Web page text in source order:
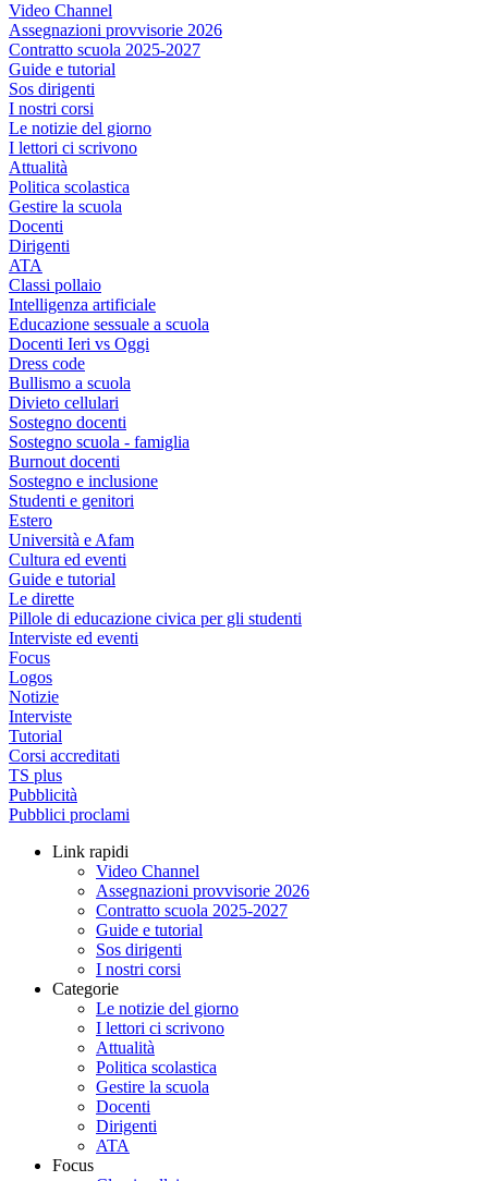
Video Channel
Assegnazioni provvisorie 2026
Contratto scuola 2025-2027
Guide e tutorial
Sos dirigenti
I nostri corsi
Le notizie del giorno
I lettori ci scrivono
Attualità
Politica scolastica
Gestire la scuola
Docenti
Dirigenti
ATA
Classi pollaio
Intelligenza artificiale
Educazione sessuale a scuola
Docenti Ieri vs Oggi
Dress code
Bullismo a scuola
Divieto cellulari
Sostegno docenti
Sostegno scuola - famiglia
Burnout docenti
Sostegno e inclusione
Studenti e genitori
Estero
Università e Afam
Cultura ed eventi
Guide e tutorial
Le dirette
Pillole di educazione civica per gli studenti
Interviste ed eventi
Focus
Logos
Notizie
Interviste
Tutorial
Corsi accreditati
TS plus
Pubblicità
Pubblici proclami
Link rapidi
Video Channel
Assegnazioni provvisorie 2026
Contratto scuola 2025-2027
Guide e tutorial
Sos dirigenti
I nostri corsi
Categorie
Le notizie del giorno
I lettori ci scrivono
Attualità
Politica scolastica
Gestire la scuola
Docenti
Dirigenti
ATA
Focus